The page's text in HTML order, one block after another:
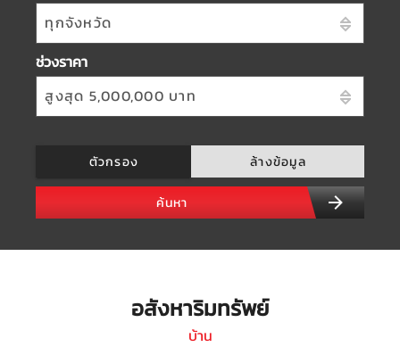
ทุกจังหวัด
ช่วงราคา
สูงสุด 5,000,000 บาท
ตัวกรอง ล้างข้อมูล
ค้นหา
อสังหาริมทรัพย์
บ้าน